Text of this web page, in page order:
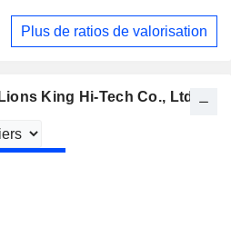
Plus de ratios de valorisation
King Hi-Tech Co., Ltd